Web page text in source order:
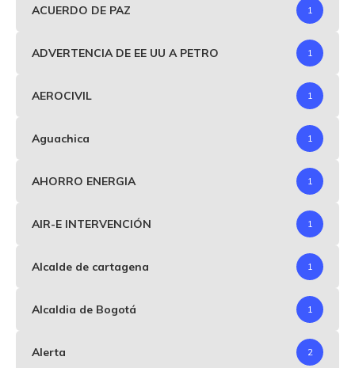
ACUERDO DE PAZ 1
ADVERTENCIA DE EE UU A PETRO 1
AEROCIVIL 1
Aguachica 1
AHORRO ENERGIA 1
AIR-E INTERVENCIÓN 1
Alcalde de cartagena 1
Alcaldia de Bogotá 1
Alerta 2